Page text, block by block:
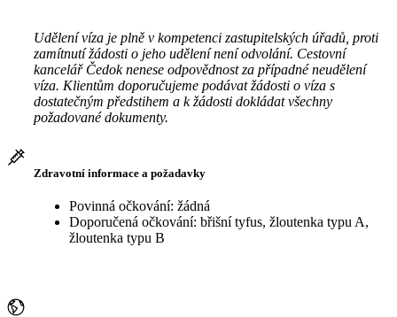
Udělení víza je plně v kompetenci zastupitelských úřadů, proti
zamítnutí žádosti o jeho udělení není odvolání. Cestovní
kancelář Čedok nenese odpovědnost za případné neudělení
víza. Klientům doporučujeme podávat žádosti o víza s
dostatečným předstihem a k žádosti dokládat všechny
požadované dokumenty.
Zdravotní informace a požadavky
Povinná očkování: žádná
Doporučená očkování: břišní tyfus, žloutenka typu A,
žloutenka typu B